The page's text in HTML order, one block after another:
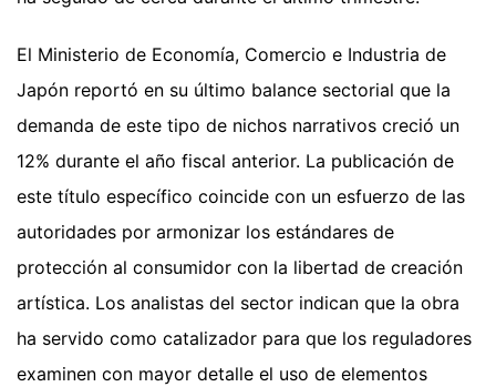
El Ministerio de Economía, Comercio e Industria de
Japón reportó en su último balance sectorial que la
demanda de este tipo de nichos narrativos creció un
12% durante el año fiscal anterior. La publicación de
este título específico coincide con un esfuerzo de las
autoridades por armonizar los estándares de
protección al consumidor con la libertad de creación
artística. Los analistas del sector indican que la obra
ha servido como catalizador para que los reguladores
examinen con mayor detalle el uso de elementos